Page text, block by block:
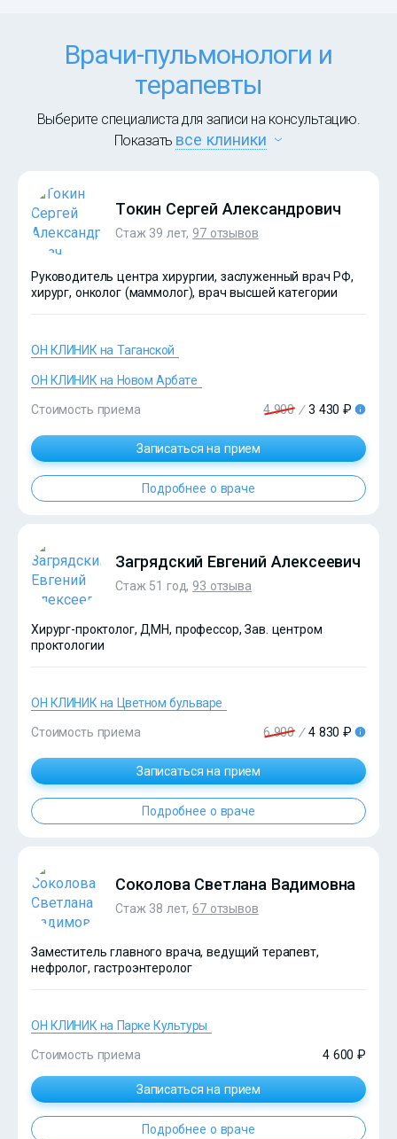
Врачи-пульмонологи и
терапевты
Выберите специалиста для записи на консультацию.
Показать все клиники
Токин Сергей Александрович
Стаж 39 лет, 97 отзывов
Руководитель центра хирургии, заслуженный врач РФ,
хирург, онколог (маммолог), врач высшей категории
ОН КЛИНИК на Таганской
ОН КЛИНИК на Новом Арбате
Стоимость приема 4 900 / 3 430 ₽
Записаться на прием
Подробнее о враче
?>
Загрядский Евгений Алексеевич
Стаж 51 год, 93 отзыва
Хирург-проктолог, ДМН, профессор, Зав. центром
проктологии
ОН КЛИНИК на Цветном бульваре
Стоимость приема 6 900 / 4 830 ₽
Записаться на прием
Подробнее о враче
Соколова Светлана Вадимовна
Стаж 38 лет,67 отзывов
Заместитель главного врача, ведущий терапевт,
нефролог, гастроэнтеролог
ОН КЛИНИК на Парке Культуры
Стоимость приема 4 600 ₽
Записаться на прием
Подробнее о враче